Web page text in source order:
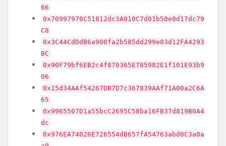
66
0x70997970C51812dc3A010C7d01b50e0d17dc79
C8
0x3C44CdDdB6a900fa2b585dd299e03d12FA4293
BC
0x90F79bf6EB2c4f870365E785982E1f101E93b9
06
0x15d34AAf54267DB7D7c367839AAf71A00a2C6A
65
0x9965507D1a55bcC2695C58ba16FB37d819B0A4
dc
0x976EA74026E726554dB657fA54763abd0C3a0a